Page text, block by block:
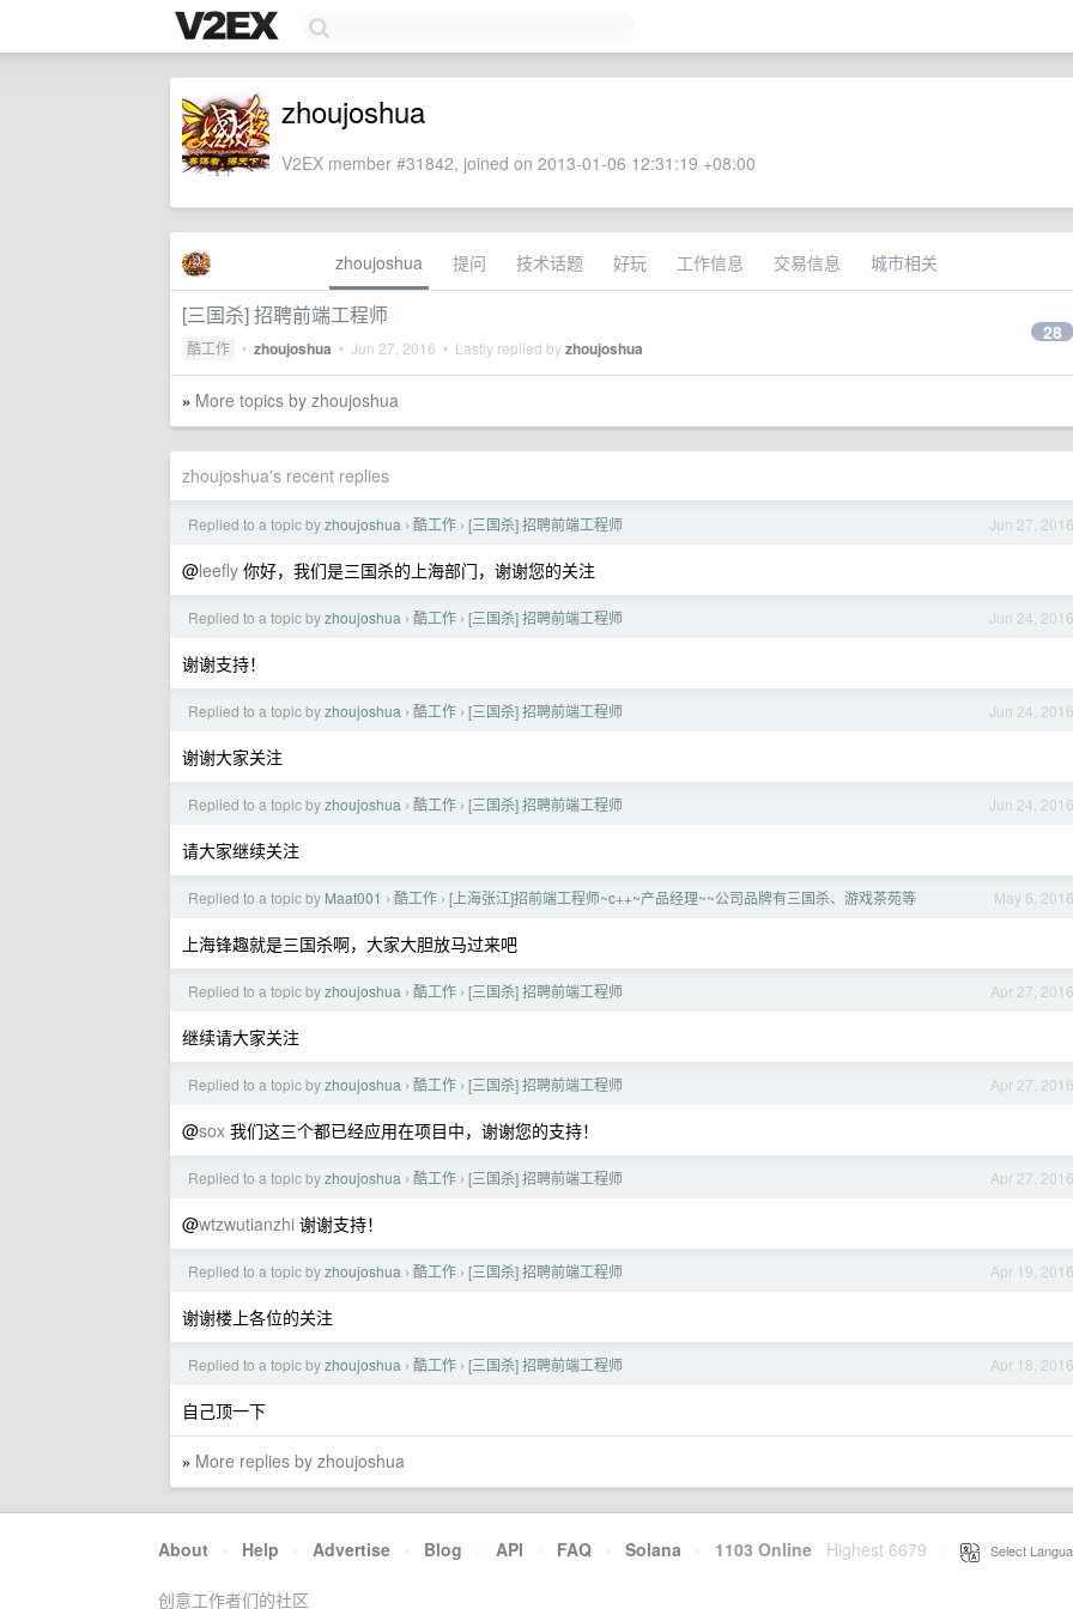
zhoujoshua
V2EX member #31842, joined on 2013-01-06 12:31:19 +08:00
zhoujoshua 提问 技术话题 好玩 工作信息 交易信息 城市相关
[三国杀] 招聘前端工程师
酷工作 • zhoujoshua • Jun 27, 2016 • Lastly replied byzhoujoshua
28
» More topics by zhoujoshua
zhoujoshua's recent replies
Jun 27, 2016
Replied to a topic byzhoujoshua › 酷工作 › [三国杀] 招聘前端工程师
@leefly 你好，我们是三国杀的上海部门，谢谢您的关注
Jun 24, 2016
Replied to a topic byzhoujoshua › 酷工作 › [三国杀] 招聘前端工程师
谢谢支持！
Jun 24, 2016
Replied to a topic byzhoujoshua › 酷工作 › [三国杀] 招聘前端工程师
谢谢大家关注
Jun 24, 2016
Replied to a topic byzhoujoshua › 酷工作 › [三国杀] 招聘前端工程师
请大家继续关注
May 6, 2016
Replied to a topic by Maat001 › 酷工作 › [上海张江]招前端工程师~c++~产品经理~~公司品牌有三国杀、游戏茶苑等
上海锋趣就是三国杀啊，大家大胆放马过来吧
Apr 27, 2016
Replied to a topic byzhoujoshua › 酷工作 › [三国杀] 招聘前端工程师
继续请大家关注
Apr 27, 2016
Replied to a topic byzhoujoshua › 酷工作 › [三国杀] 招聘前端工程师
@sox 我们这三个都已经应用在项目中，谢谢您的支持！
Apr 27, 2016
Replied to a topic byzhoujoshua › 酷工作 › [三国杀] 招聘前端工程师
@wtzwutianzhi 谢谢支持！
Apr 19, 2016
Replied to a topic byzhoujoshua › 酷工作 › [三国杀] 招聘前端工程师
谢谢楼上各位的关注
Apr 18, 2016
Replied to a topic byzhoujoshua › 酷工作 › [三国杀] 招聘前端工程师
自己顶一下
» More replies by zhoujoshua
About · Help · Advertise · Blog · API · FAQ · Solana · 1103 Online Highest 6679 Select
创意工作者们的社区